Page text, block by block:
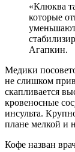
«Клюква также содержит пигменты антоцианы,
которые
уменьшают
Агапкин.
Медики
не слишком
скапливается
кровеносные
инсульта.
плане мелкой и
Кофе назван